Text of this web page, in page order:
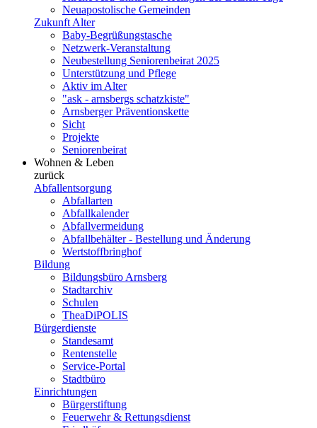
Neuapostolische Gemeinden
Zukunft Alter
Baby-Begrüßungstasche
Netzwerk-Veranstaltung
Neubestellung Seniorenbeirat 2025
Unterstützung und Pflege
Aktiv im Alter
"ask - arnsbergs schatzkiste"
Arnsberger Präventionskette
Sicht
Projekte
Seniorenbeirat
Wohnen & Leben
zurück
Abfallentsorgung
Abfallarten
Abfallkalender
Abfallvermeidung
Abfallbehälter - Bestellung und Änderung
Wertstoffbringhof
Bildung
Bildungsbüro Arnsberg
Stadtarchiv
Schulen
TheaDiPOLIS
Bürgerdienste
Standesamt
Rentenstelle
Service-Portal
Stadtbüro
Einrichtungen
Bürgerstiftung
Feuerwehr & Rettungsdienst